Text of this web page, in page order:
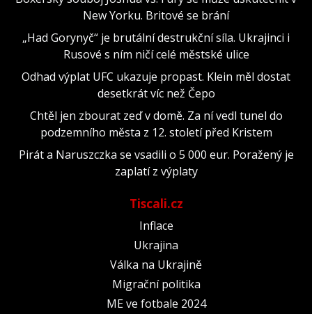
New Yorku. Britové se brání
„Had Gorynyč“ je brutální destrukční síla. Ukrajinci i
Rusové s ním ničí celé městské ulice
Odhad výplat UFC ukazuje propast. Klein měl dostat
desetkrát víc než Čepo
Chtěl jen zbourat zeď v domě. Za ní vedl tunel do
podzemního města z 12. století před Kristem
Pirát a Naruszczka se vsadili o 5 000 eur. Poražený je
zaplatí z výplaty
Tiscali.cz
Inflace
Ukrajina
Válka na Ukrajině
Migrační politika
ME ve fotbale 2024